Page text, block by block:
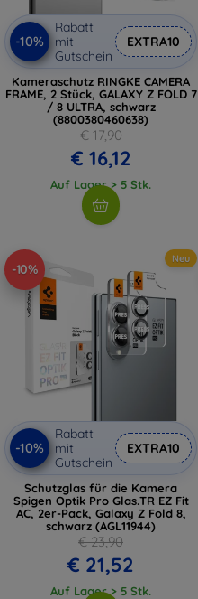
-10%
Rabatt
mit
Gutschein
EXTRA10
Kameraschutz RINGKE CAMERA
FRAME, 2 Stück, GALAXY Z FOLD 7
/ 8 ULTRA, schwarz
(8800380460638)
€ 17,90
€ 16,12
Auf Lager > 5 Stk.
-10%
Neu
-10%
Rabatt
mit
Gutschein
EXTRA10
Schutzglas für die Kamera
Spigen Optik Pro Glas.TR EZ Fit
AC, 2er-Pack, Galaxy Z Fold 8,
schwarz (AGL11944)
€ 23,90
€ 21,52
Auf Lager > 5 Stk.